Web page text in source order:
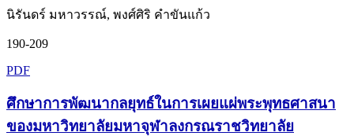
นิรันดร์ มหาวรรณ์, พงศ์ศิริ คำขันแก้ว
190-209
PDF
ศึกษาการพัฒนากลยุทธ์ในการเผยแผ่พระพุทธศาสนา
ของมหาวิทยาลัยมหาจุฬาลงกรณราชวิทยาลัย